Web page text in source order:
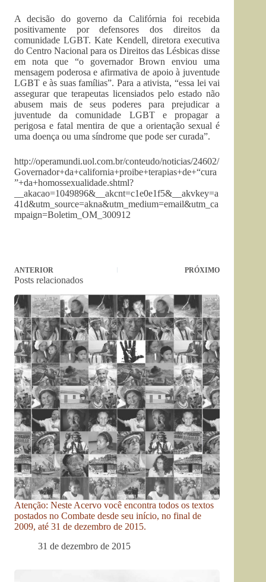
A decisão do governo da Califórnia foi recebida
positivamente por defensores dos direitos da
comunidade LGBT. Kate Kendell, diretora executiva
do Centro Nacional para os Direitos das Lésbicas disse
em nota que “o governador Brown enviou uma
mensagem poderosa e afirmativa de apoio à juventude
LGBT e às suas famílias”. Para a ativista, “essa lei vai
assegurar que terapeutas licensiados pelo estado não
abusem mais de seus poderes para prejudicar a
juventude da comunidade LGBT e propagar a
perigosa e fatal mentira de que a orientação sexual é
uma doença ou uma síndrome que pode ser curada”.
http://operamundi.uol.com.br/conteudo/noticias/24602/
Governador+da+california+proibe+terapias+de+“cura
”+da+homossexualidade.shtml?
__akacao=1049896&__akcnt=c1e0e1f5&__akvkey=a
41d&utm_source=akna&utm_medium=email&utm_ca
mpaign=Boletim_OM_300912
ANTERIOR PRÓXIMO
Posts relacionados
Atenção: Neste Acervo você encontra todos os textos
postados no Combate desde seu início, no final de
2009, até 31 de dezembro de 2015.
31 de dezembro de 2015